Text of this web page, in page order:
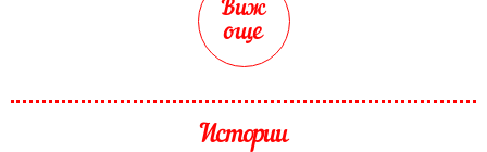
Виж
още
Истории